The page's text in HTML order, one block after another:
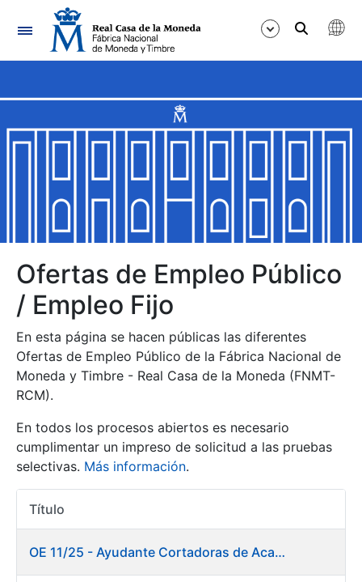
Navegación
Mostrar/Ocultar
Mostrar/Ocultar
Mostrar/Ocultar
Mostrar/Ocultar
Mostrar/Ocultar
Ofertas de Empleo Público
/ Empleo Fijo
En esta página se hacen públicas las diferentes
Ofertas de Empleo Público de la Fábrica Nacional de
Moneda y Timbre - Real Casa de la Moneda (FNMT-
RCM).
En todos los procesos abiertos es necesario
cumplimentar un impreso de solicitud a las pruebas
selectivas. Más información.
Título
OE 11/25 - Ayudante Cortadoras de Acabados. Fábrica Papel